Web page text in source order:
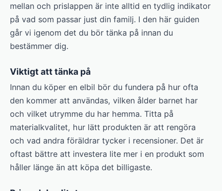
mellan och prislappen är inte alltid en tydlig indikator
på vad som passar just din familj. I den här guiden
går vi igenom det du bör tänka på innan du
bestämmer dig.
Viktigt att tänka på
Innan du köper en elbil bör du fundera på hur ofta
den kommer att användas, vilken ålder barnet har
och vilket utrymme du har hemma. Titta på
materialkvalitet, hur lätt produkten är att rengöra
och vad andra föräldrar tycker i recensioner. Det är
oftast bättre att investera lite mer i en produkt som
håller länge än att köpa det billigaste.